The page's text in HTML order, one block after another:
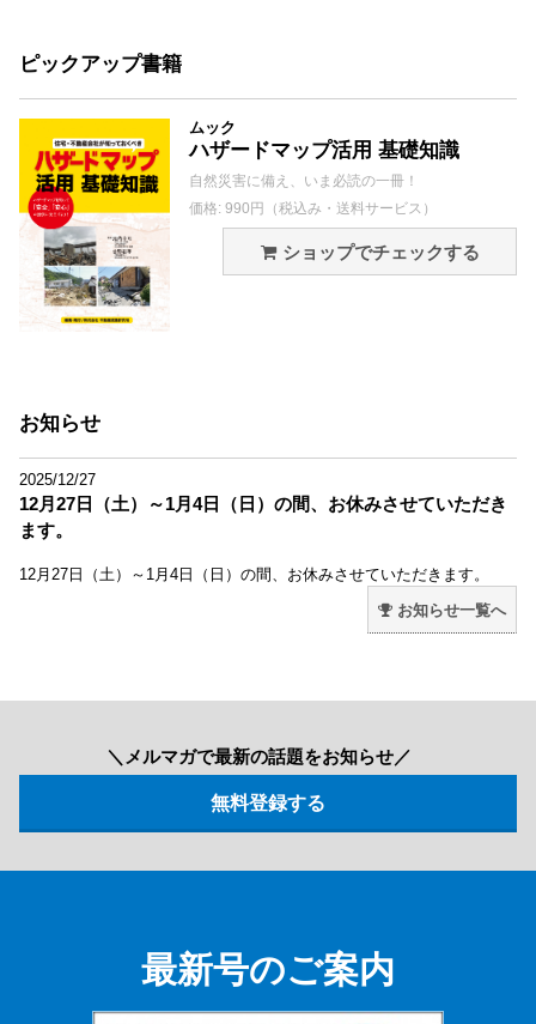
ピックアップ書籍
ムック
ハザードマップ活用 基礎知識
自然災害に備え、いま必読の一冊！
価格: 990円（税込み・送料サービス）
ショップでチェックする
お知らせ
2025/12/27
12月27日（土）～1月4日（日）の間、お休みさせていただき
ます。
12月27日（土）～1月4日（日）の間、お休みさせていただきます。
お知らせ一覧へ
＼メルマガで最新の話題をお知らせ／
最新号のご案内